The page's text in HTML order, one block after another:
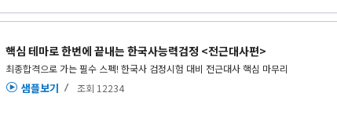
핵심 테마로 한번에 끝내는 한국사능력검정 <전근대사편>
최종합격으로 가는 필수 스펙! 한국사 검정시험 대비 전근대사 핵심 마무리
샘플보기 조회 12234